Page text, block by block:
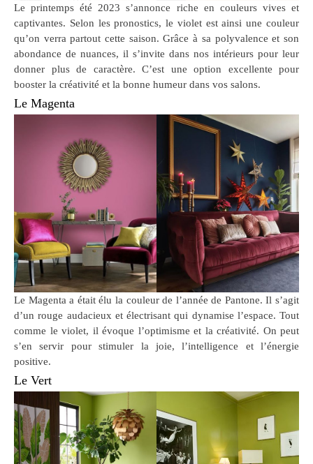
Le printemps été 2023 s’annonce riche en couleurs vives et
captivantes. Selon les pronostics, le violet est ainsi une couleur
qu’on verra partout cette saison. Grâce à sa polyvalence et son
abondance de nuances, il s’invite dans nos intérieurs pour leur
donner plus de caractère. C’est une option excellente pour
booster la créativité et la bonne humeur dans vos salons.
Le Magenta
Le Magenta a était élu la couleur de l’année de Pantone. Il s’agit
d’un rouge audacieux et électrisant qui dynamise l’espace. Tout
comme le violet, il évoque l’optimisme et la créativité. On peut
s’en servir pour stimuler la joie, l’intelligence et l’énergie
positive.
Le Vert